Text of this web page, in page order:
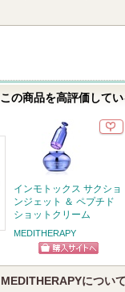
この商品を高評価して
インモトックス サクショ
ンジェット ＆ ペプチド
ショットクリーム
MEDITHERAPY
ショッピン
グサイトへ
MEDITHERAPYについて